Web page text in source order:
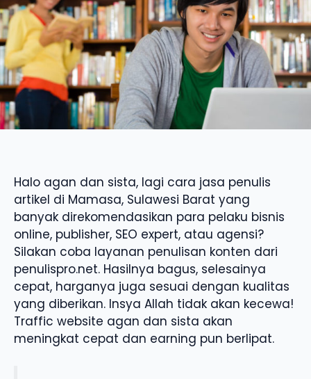
Halo agan dan sista, lagi cara jasa penulis
artikel di Mamasa, Sulawesi Barat yang
banyak direkomendasikan para pelaku bisnis
online, publisher, SEO expert, atau agensi?
Silakan coba layanan penulisan konten dari
penulispro.net. Hasilnya bagus, selesainya
cepat, harganya juga sesuai dengan kualitas
yang diberikan. Insya Allah tidak akan kecewa!
Traffic website agan dan sista akan
meningkat cepat dan earning pun berlipat.